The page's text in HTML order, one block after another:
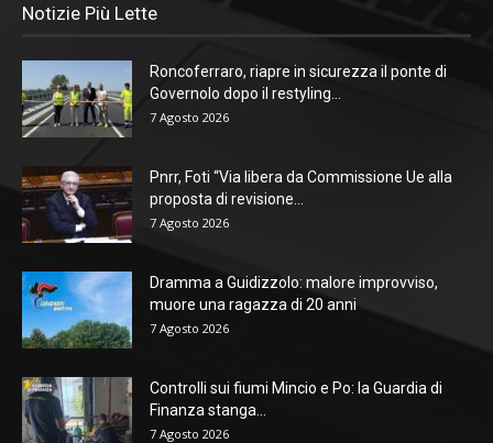
Notizie Più Lette
Roncoferraro, riapre in sicurezza il ponte di
Governolo dopo il restyling...
7 Agosto 2026
Pnrr, Foti “Via libera da Commissione Ue alla
proposta di revisione...
7 Agosto 2026
Dramma a Guidizzolo: malore improvviso,
muore una ragazza di 20 anni
7 Agosto 2026
Controlli sui fiumi Mincio e Po: la Guardia di
Finanza stanga...
7 Agosto 2026